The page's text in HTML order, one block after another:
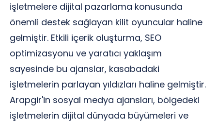
işletmelere dijital pazarlama konusunda
önemli destek sağlayan kilit oyuncular haline
gelmiştir. Etkili içerik oluşturma, SEO
optimizasyonu ve yaratıcı yaklaşım
sayesinde bu ajanslar, kasabadaki
işletmelerin parlayan yıldızları haline gelmiştir.
Arapgir'in sosyal medya ajansları, bölgedeki
işletmelerin dijital dünyada büyümeleri ve